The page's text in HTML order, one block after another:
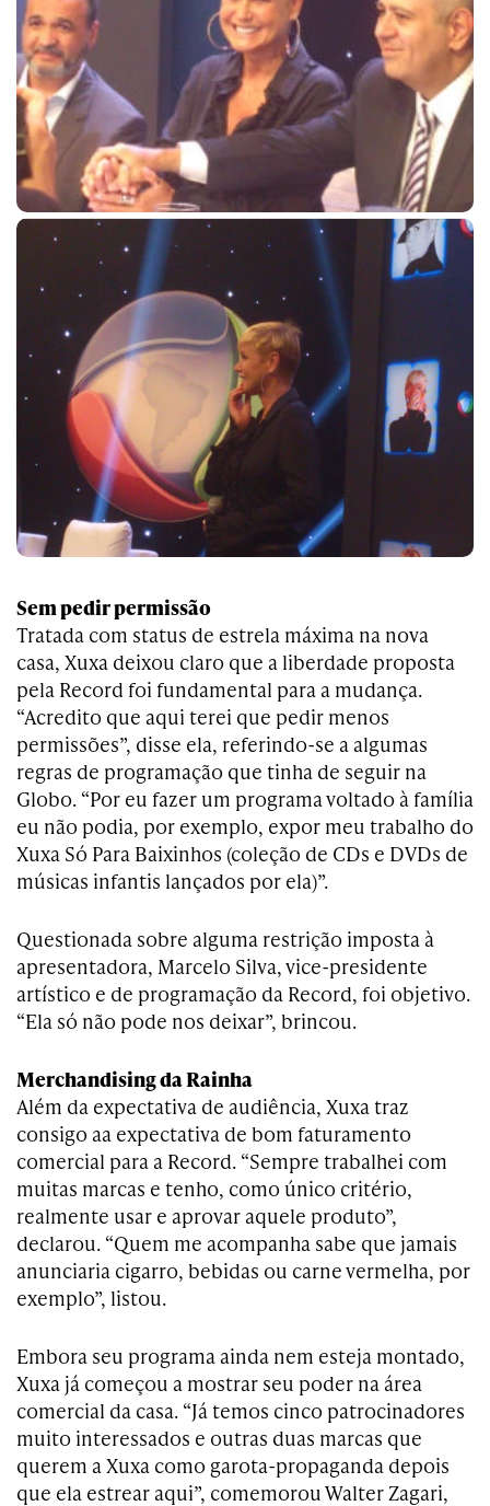
Sem pedir permissão
Tratada com status de estrela máxima na nova
casa, Xuxa deixou claro que a liberdade proposta
pela Record foi fundamental para a mudança.
“Acredito que aqui terei que pedir menos
permissões”, disse ela, referindo-se a algumas
regras de programação que tinha de seguir na
Globo. “Por eu fazer um programa voltado à família
eu não podia, por exemplo, expor meu trabalho do
Xuxa Só Para Baixinhos (coleção de CDs e DVDs de
músicas infantis lançados por ela)”.
Questionada sobre alguma restrição imposta à
apresentadora, Marcelo Silva, vice-presidente
artístico e de programação da Record, foi objetivo.
“Ela só não pode nos deixar”, brincou.
Merchandising da Rainha
Além da expectativa de audiência, Xuxa traz
consigo aa expectativa de bom faturamento
comercial para a Record. “Sempre trabalhei com
muitas marcas e tenho, como único critério,
realmente usar e aprovar aquele produto”,
declarou. “Quem me acompanha sabe que jamais
anunciaria cigarro, bebidas ou carne vermelha, por
exemplo”, listou.
Embora seu programa ainda nem esteja montado,
Xuxa já começou a mostrar seu poder na área
comercial da casa. “Já temos cinco patrocinadores
muito interessados e outras duas marcas que
querem a Xuxa como garota-propaganda depois
que ela estrear aqui”, comemorou Walter Zagari,